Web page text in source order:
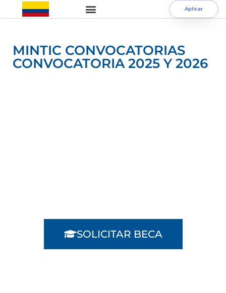
Aplicar
MINTIC CONVOCATORIAS
CONVOCATORIA 2025 Y 2026
SOLICITAR BECA